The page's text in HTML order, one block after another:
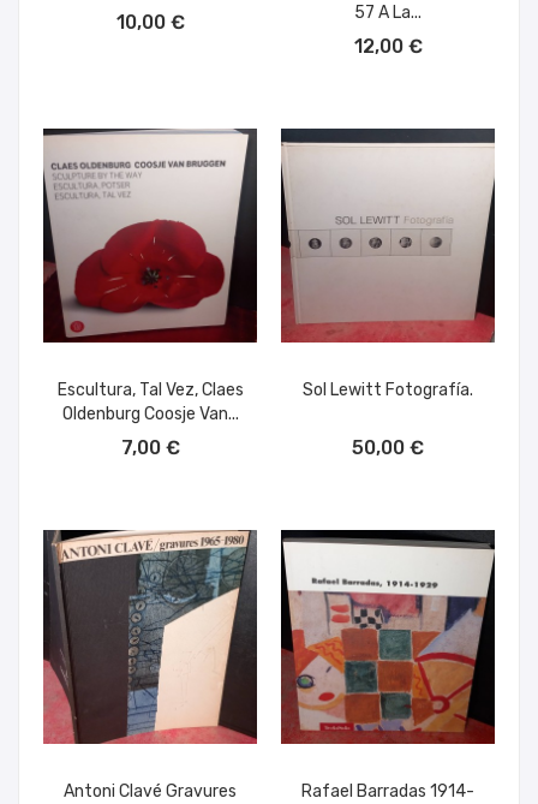
10,00 €
57 A La...
12,00 €
Escultura, Tal Vez, Claes
Oldenburg Coosje Van...
7,00 €
Sol Lewitt Fotografía.
50,00 €
Antoni Clavé Gravures
Rafael Barradas 1914-